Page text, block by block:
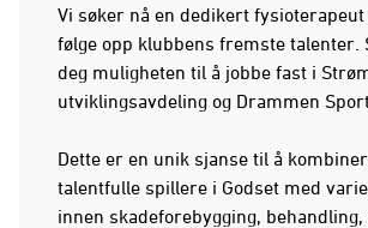
Vi søker nå en dedikert fysioterapeut
følge opp klubbens fremste talenter.
deg muligheten til å jobbe fast i
utviklingsavdeling og Drammen
Dette er en unik sjanse til å
talentfulle spillere i Godset med
innen skadeforebygging, behandling,